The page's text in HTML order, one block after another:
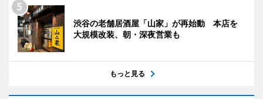
渋谷の老舗居酒屋「山家」が再始動 本店を
大規模改装、朝・深夜営業も
もっと見る